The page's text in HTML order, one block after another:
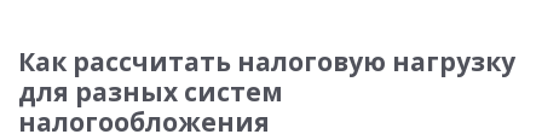
Как рассчитать налоговую нагрузку
для разных систем
налогообложения